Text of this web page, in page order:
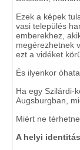
Ezek a képek
vasi település
emberekhez,
megérezhetnek
ezt a vidéket
És ilyenkor
Ha egy Szilárdi-
Augsburgban,
Miért ne
A helyi